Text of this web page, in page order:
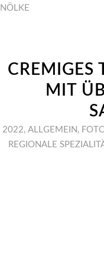
NÖLKE
CREMIGES
MIT
2022, ALLGEMEIN ,
REGIONALE